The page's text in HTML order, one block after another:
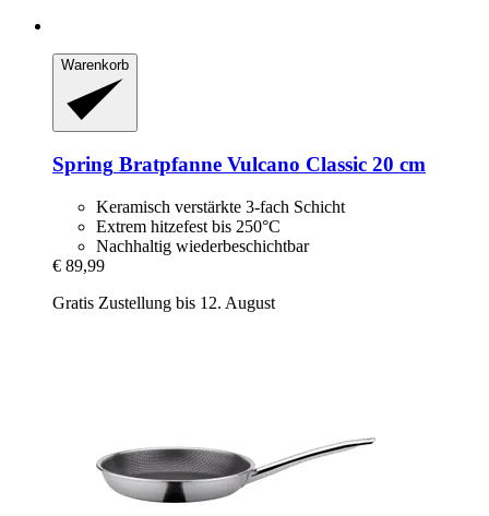
Warenkorb
Spring Bratpfanne Vulcano Classic 20 cm
Keramisch verstärkte 3-fach Schicht
Extrem hitzefest bis 250°C
Nachhaltig wiederbeschichtbar
€ 89,99
Gratis Zustellung bis 12. August